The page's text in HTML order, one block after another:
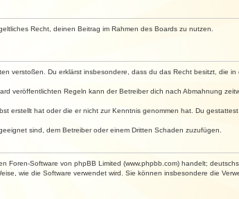
Recht, deinen Beitrag im Rahmen des Boards zu nutzen.
verstoßen. Du erklärst insbesondere, dass du das Recht besitzt, die
veröffentlichten Regeln kann der Betreiber dich nach Abmahnung
erstellt hat oder die er nicht zur Kenntnis genommen hat. Du
sind, dem Betreiber oder einem Dritten Schaden zuzufügen.
Foren-Software von phpBB Limited (www.phpbb.com) handelt;
wie die Software verwendet wird. Sie können insbesondere die